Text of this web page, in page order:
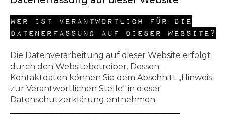
Wer ist verantwortlich für die
Datenerfassung auf dieser Website?
Die Datenverarbeitung auf dieser Website erfolgt
durch den Websitebetreiber. Dessen
Kontaktdaten können Sie dem Abschnitt „Hinweis
zur Verantwortlichen Stelle“ in dieser
Datenschutzerklärung entnehmen.